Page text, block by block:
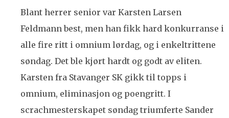
Blant herrer senior var Karsten Larsen
Feldmann best, men han fikk hard konkurranse i
alle fire ritt i omnium lørdag, og i enkeltrittene
søndag. Det ble kjørt hardt og godt av eliten.
Karsten fra Stavanger SK gikk til topps i
omnium, eliminasjon og poengritt. I
scrachmesterskapet søndag triumferte Sander